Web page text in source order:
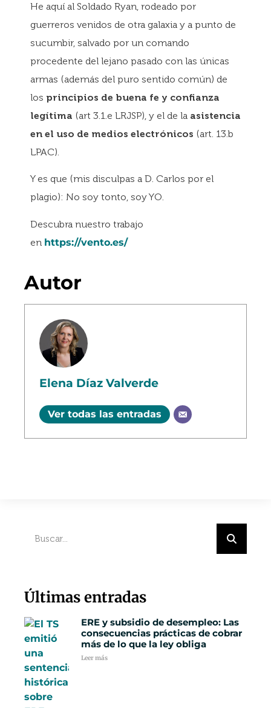
He aquí al Soldado Ryan, rodeado por
guerreros venidos de otra galaxia y a punto de
sucumbir, salvado por un comando
procedente del lejano pasado con las únicas
armas (además del puro sentido común) de
los principios de buena fe y confianza
legítima (art 3.1.e LRJSP), y el de la asistencia
en el uso de medios electrónicos (art. 13.b
LPAC).
Y es que (mis disculpas a D. Carlos por el
plagio): No soy tonto, soy YO.
Descubra nuestro trabajo
en https://vento.es/
Autor
Elena Díaz Valverde
Ver todas las entradas
Últimas entradas
ERE y subsidio de desempleo: Las
consecuencias prácticas de cobrar
más de lo que la ley obliga
Leer más